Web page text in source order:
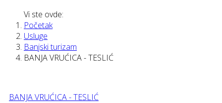
Vi ste ovde:
Početak
Usluge
Banjski turizam
BANJA VRUĆICA - TESLIĆ
BANJA VRUĆICA - TESLIĆ